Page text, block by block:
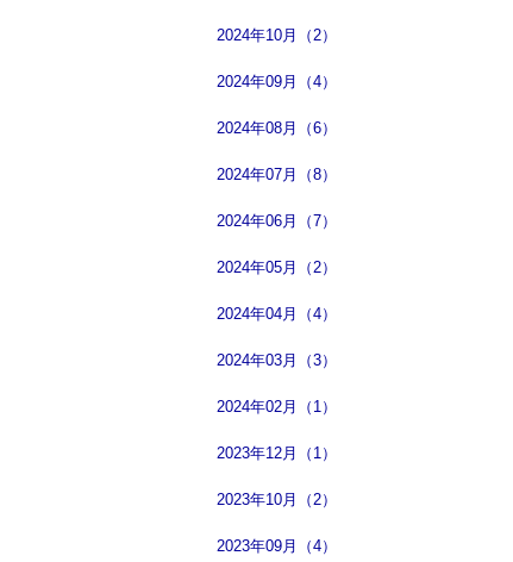
2024年10月（2）
2024年09月（4）
2024年08月（6）
2024年07月（8）
2024年06月（7）
2024年05月（2）
2024年04月（4）
2024年03月（3）
2024年02月（1）
2023年12月（1）
2023年10月（2）
2023年09月（4）